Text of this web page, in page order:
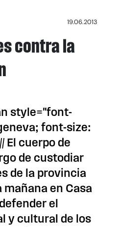
19.06.2013
contra la
style="font-
font-size:
El cuerpo de
de custodiar
de la provincia
en Casa
el
y cultural de los